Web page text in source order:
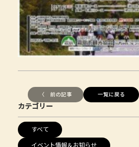
〈 前の記事 一覧に戻る
カテゴリー
すべて
イベント情報＆お知らせ